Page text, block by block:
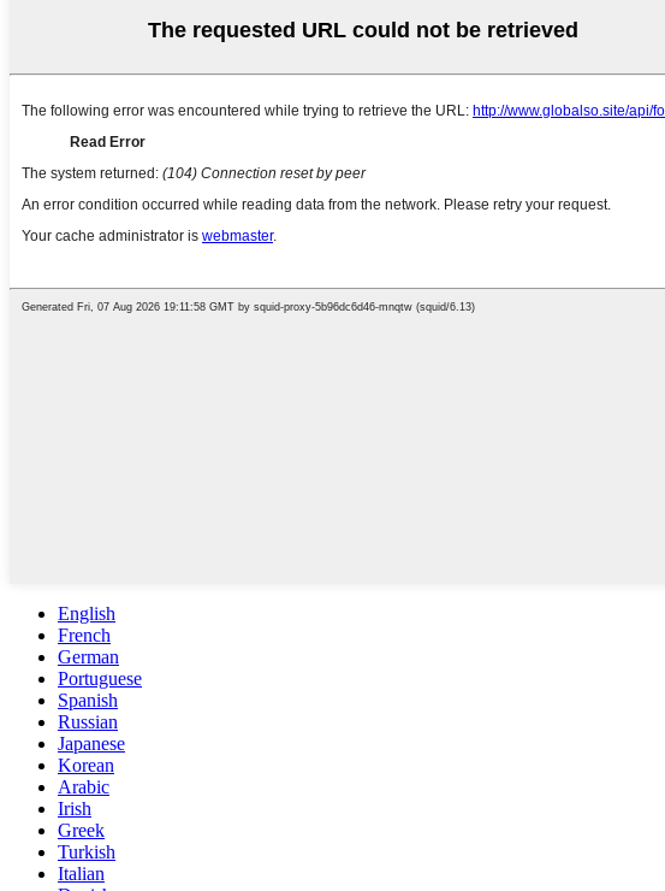
English
French
German
Portuguese
Spanish
Russian
Japanese
Korean
Arabic
Irish
Greek
Turkish
Italian